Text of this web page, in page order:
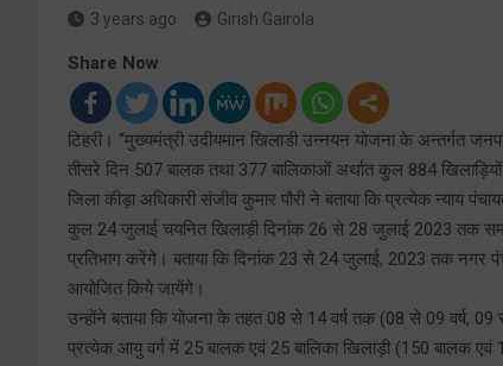
3 years ago Girish Gairola
Share Now
टिहरी। ‘‘मुख्यमंत्री उदीयमान खिलाडी उन्नयन योजना के अन्तर्गत
तीसरे दिन 507 बालक तथा 377 बालिकाओं अर्थात कुल 884 खिलाड़ियों
जिला कीड़ा अधिकारी संजीव कुमार पौरी ने बताया कि प्रत्येक न्याय
कुल 24 जुलाई चयनित खिलाड़ी दिनांक 26 से 28 जुलाई 2023 तक
प्रतिभाग करेंगे। बताया कि दिनांक 23 से 24 जुलाई, 2023 तक नगर
आयोजित किये जायेंगे।
उन्होंने बताया कि योजना के तहत 08 से 14 वर्ष तक (08 से 09 वर्ष,
प्रत्येक आयु वर्ग में 25 बालक एवं 25 बालिका खिलाड़ी (150 बालक